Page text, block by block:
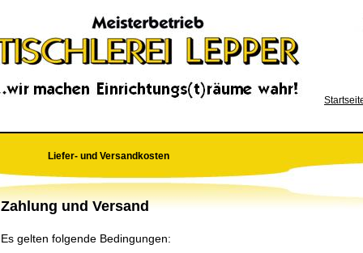
Liefer- und Versandkosten
Zahlung und Versand
Es gelten folgende Bedingungen: